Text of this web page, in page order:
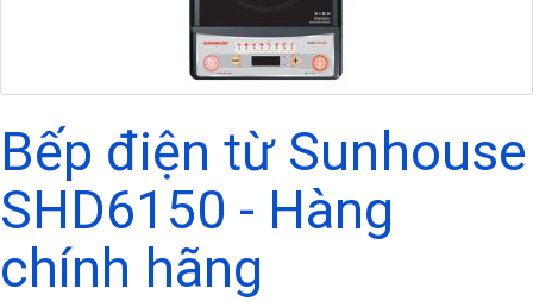
Bếp điện từ Sunhouse
SHD6150 - Hàng
chính hãng